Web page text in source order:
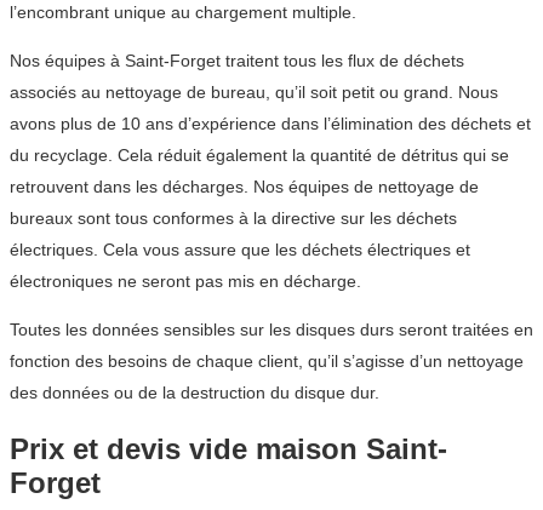
l’encombrant unique au chargement multiple.
Nos équipes à Saint-Forget traitent tous les flux de déchets
associés au nettoyage de bureau, qu’il soit petit ou grand. Nous
avons plus de 10 ans d’expérience dans l’élimination des déchets et
du recyclage. Cela réduit également la quantité de détritus qui se
retrouvent dans les décharges. Nos équipes de nettoyage de
bureaux sont tous conformes à la directive sur les déchets
électriques. Cela vous assure que les déchets électriques et
électroniques ne seront pas mis en décharge.
Toutes les données sensibles sur les disques durs seront traitées en
fonction des besoins de chaque client, qu’il s’agisse d’un nettoyage
des données ou de la destruction du disque dur.
Prix et devis vide maison Saint-
Forget